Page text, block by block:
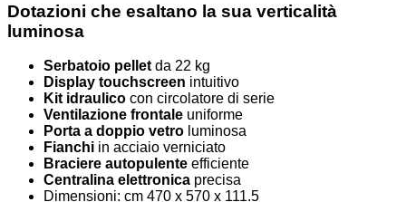
Dotazioni che esaltano la sua verticalità
luminosa
Serbatoio pellet da 22 kg
Display touchscreen intuitivo
Kit idraulico con circolatore di serie
Ventilazione frontale uniforme
Porta a doppio vetro luminosa
Fianchi in acciaio verniciato
Braciere autopulente efficiente
Centralina elettronica precisa
Dimensioni: cm 470 x 570 x 111.5